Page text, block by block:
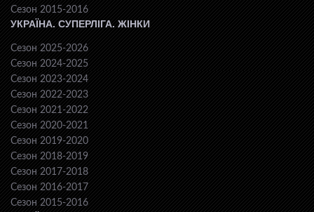
Сезон 2015-2016
УКРАЇНА. СУПЕРЛІГА. ЖІНКИ
Сезон 2025-2026
Сезон 2024-2025
Сезон 2023-2024
Сезон 2022-2023
Сезон 2021-2022
Сезон 2020-2021
Сезон 2019-2020
Сезон 2018-2019
Сезон 2017-2018
Сезон 2016-2017
Сезон 2015-2016